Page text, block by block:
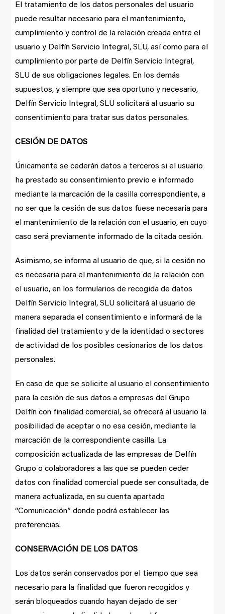
El tratamiento de los datos personales del usuario
puede resultar necesario para el mantenimiento,
cumplimiento y control de la relación creada entre el
usuario y Delfín Servicio Integral, SLU, así como para el
cumplimiento por parte de Delfín Servicio Integral,
SLU de sus obligaciones legales. En los demás
supuestos, y siempre que sea oportuno y necesario,
Delfín Servicio Integral, SLU solicitará al usuario su
consentimiento para tratar sus datos personales.
CESIÓN DE DATOS
Únicamente se cederán datos a terceros si el usuario
ha prestado su consentimiento previo e informado
mediante la marcación de la casilla correspondiente, a
no ser que la cesión de sus datos fuese necesaria para
el mantenimiento de la relación con el usuario, en cuyo
caso será previamente informado de la citada cesión.
Asimismo, se informa al usuario de que, si la cesión no
es necesaria para el mantenimiento de la relación con
el usuario, en los formularios de recogida de datos
Delfín Servicio Integral, SLU solicitará al usuario de
manera separada el consentimiento e informará de la
finalidad del tratamiento y de la identidad o sectores
de actividad de los posibles cesionarios de los datos
personales.
En caso de que se solicite al usuario el consentimiento
para la cesión de sus datos a empresas del Grupo
Delfín con finalidad comercial, se ofrecerá al usuario la
posibilidad de aceptar o no esa cesión, mediante la
marcación de la correspondiente casilla. La
composición actualizada de las empresas de Delfín
Grupo o colaboradores a las que se pueden ceder
datos con finalidad comercial puede ser consultada, de
manera actualizada, en su cuenta apartado
“Comunicación” donde podrá establecer las
preferencias.
CONSERVACIÓN DE LOS DATOS
Los datos serán conservados por el tiempo que sea
necesario para la finalidad que fueron recogidos y
serán bloqueados cuando hayan dejado de ser